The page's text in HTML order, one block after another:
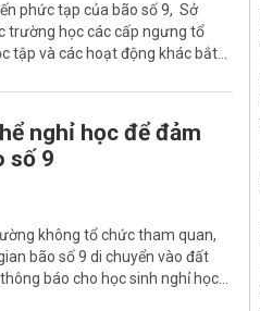
phức tạp của bão số 9, Sở
trường học các cấp ngưng tổ
tập và các hoạt động khác bắt...
nghỉ học để đảm
số 9
không tổ chức tham quan,
bão số 9 di chuyển vào đất
báo cho học sinh nghỉ học...